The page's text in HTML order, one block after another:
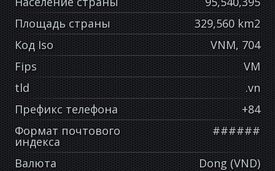
Площадь страны
329,560 km2
Код Iso
VNM, 704
Fips
VM
tld
.vn
Префикс телефона
+84
Формат почтового
индекса
######
Валюта
Dong (VND)